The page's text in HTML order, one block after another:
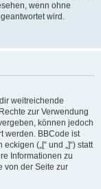
wenn ohne
wird.
weitreichende
zur Verwendung
können jedoch
werden. BBCode ist
(„[“ und „]“) statt
Informationen zu
von der Seite zur